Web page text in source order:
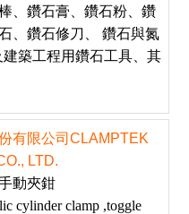
、鑽石膏、鑽石粉、鑽
、鑽石修刀、 鑽石與氮
築工程用鑽石工具、其
有限公司CLAMPTEK
LTD.
動夾鉗
cylinder clamp ,toggle